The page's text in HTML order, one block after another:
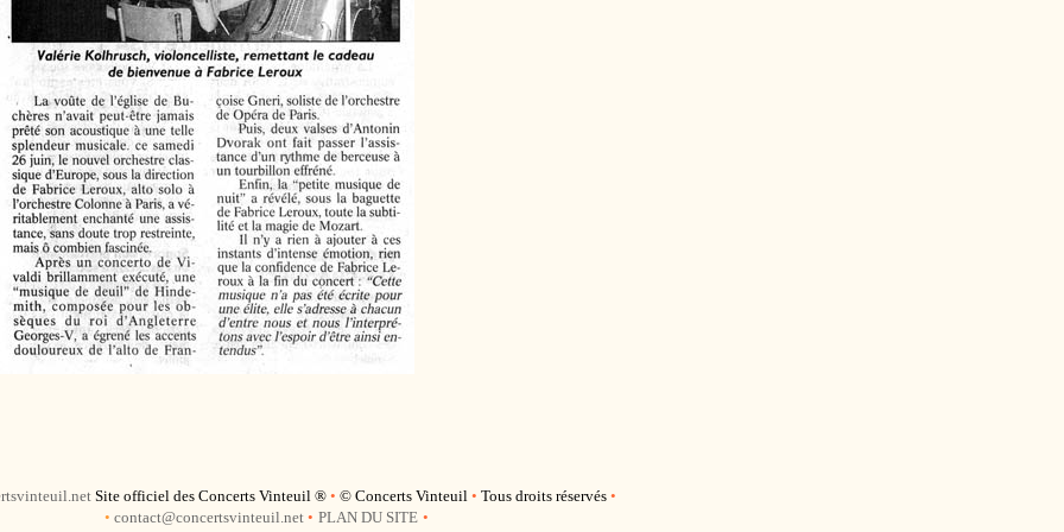
Site officiel des Concerts Vinteuil ® • © Concerts Vinteuil • Tous droits réservés •
• contact@concertsvinteuil.net • PLAN DU SITE •